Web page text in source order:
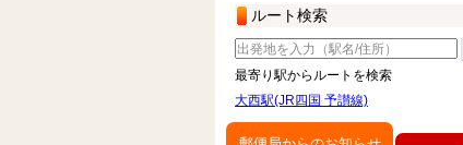
ルート検索
最寄り駅からルートを検索
大西駅(JR四国 予讃線)